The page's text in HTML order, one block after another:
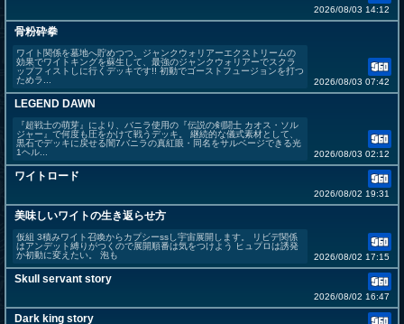
2026/08/03 14:12
骨粉砕拳
ワイト関係を墓地へ貯めつつ、ジャンクウォリアーエクストリームの
効果でワイトキングを蘇生して、最強のジャンクウォリアーでスクラ
ップフィストしに行くデッキです!! 初動でゴーストフュージョンを打つ
ためラ...
2026/08/03 07:42
LEGEND DAWN
『超戦士の萌芽』により、バニラ使用の『伝説の剣闘士 カオス・ソル
ジャー』で何度も圧をかけて戦うデッキ。 継続的な儀式素材として、
黒石でデッキに戻せる闇7バニラの真紅眼・同名をサルベージできる光
1ヘル...
2026/08/03 02:12
ワイトロード
2026/08/02 19:31
美味しいワイトの生き返らせ方
仮組 3積みワイト召喚からカプシーssし宇宙展開します。 リビデ関係
はアンデット縛りがつくので展開順番は気をつけよう ヒュプロは誘発
か初動に変えたい。 泡も
2026/08/02 17:15
Skull servant story
2026/08/02 16:47
Dark king story